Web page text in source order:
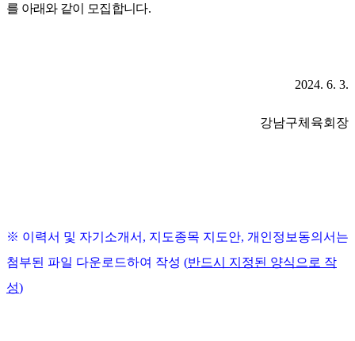
를 아래와 같이 모집합니다.
2024. 6. 3.
강남구체육회장
※ 이력서 및 자기소개서 , 지도종목 지도안, 개인정보동의서는
첨부된 파일 다운로드하여 작성 (반드시 지정된 양식으로 작
성)